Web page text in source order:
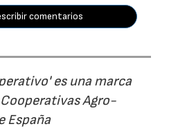
comentarios
es una marca
Agro-
España